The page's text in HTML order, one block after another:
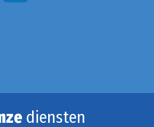
diensten